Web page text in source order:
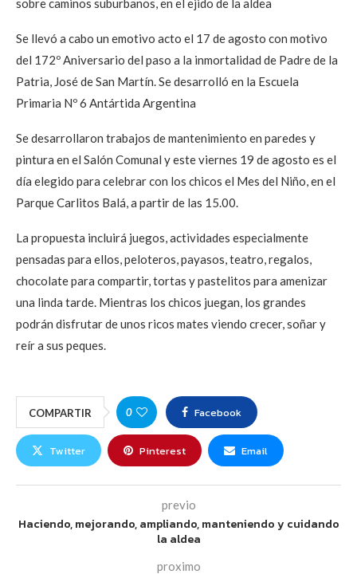
sobre caminos suburbanos, en el ejido de la aldea
Se llevó a cabo un emotivo acto el 17 de agosto con motivo
del 172º Aniversario del paso a la inmortalidad de Padre de la
Patria, José de San Martín. Se desarrolló en la Escuela
Primaria Nº 6 Antártida Argentina
Se desarrollaron trabajos de mantenimiento en paredes y
pintura en el Salón Comunal y este viernes 19 de agosto es el
día elegido para celebrar con los chicos el Mes del Niño, en el
Parque Carlitos Balá, a partir de las 15.00.
La propuesta incluirá juegos, actividades especialmente
pensadas para ellos, peloteros, payasos, teatro, regalos,
chocolate para compartir, tortas y pastelitos para amenizar
una linda tarde. Mientras los chicos juegan, los grandes
podrán disfrutar de unos ricos mates viendo crecer, soñar y
reír a sus peques.
COMPARTIR 0 Facebook
Twitter Pinterest Email
previo
Haciendo, mejorando, ampliando, manteniendo y cuidando
la aldea
proximo